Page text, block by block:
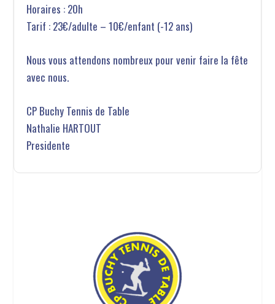
Horaires : 20h
Tarif : 23€/adulte – 10€/enfant (-12 ans)
Nous vous attendons nombreux pour venir faire la fête
avec nous.
CP Buchy Tennis de Table
Nathalie HARTOUT
Presidente